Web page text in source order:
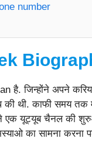
number
है. जिन्होंने अपने
थी. काफी समय तक
एक यूट्यूब चैनल की
का सामना करना